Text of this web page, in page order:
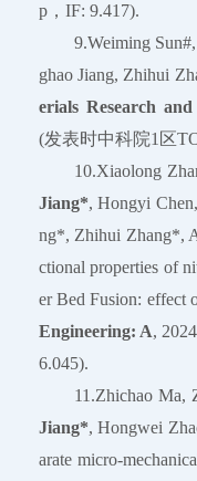
p，IF: 9.417).
9.Weiming Sun#,
ghao Jiang, Zhihui
erials Research
(发表时中科院1区
10.Xiaolong
Jiang*, Hongyi
ng*, Zhihui Zhang*,
ctional properties of
er Bed Fusion: effect
Engineering: A,
6.045).
11.Zhichao Ma,
Jiang*, Hongwei
arate micro-